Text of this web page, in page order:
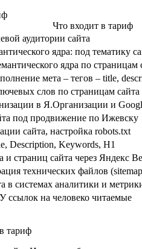
Что входит в тариф
аудитории сайта
ядра: под тематику
ядра по страницам
мета – тегов – title,
слов по страницам сайта
в Я.Организации и
под продвижение по Ижевску
сайта, настройка robots.txt
Description, Keywords, H1
и страниц сайта через Яндекс
технических файлов
в системах аналитики и
ссылок на человеко читаемые
тариф